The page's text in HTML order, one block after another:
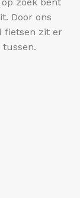
zoek bent
Door ons
fietsen zit er